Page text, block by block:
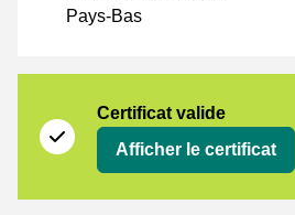
Pays-Bas
Certificat valide
Afficher le certificat